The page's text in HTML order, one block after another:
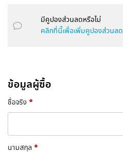
มีคูปองส่วนลดหรือไม่
คลิกที่นี้เพื่อเพิ่มคูปองส่วนลด
ข้อมูลผู้ซื้อ
ชื่อจริง *
นามสกุล *